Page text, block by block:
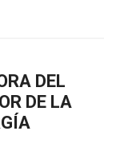
DEL
DE LA